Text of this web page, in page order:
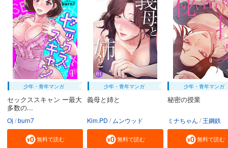
少年・青年マンガ
セックススキャン ー最大
多数の...
Oj burn7
無料で読む
少年・青年マンガ
義母と姉と
Kim.PD ムンウッド
無料で読む
少年・青年マンガ
秘密の授業
ミナちゃん 王鋼鉄
無料で読む